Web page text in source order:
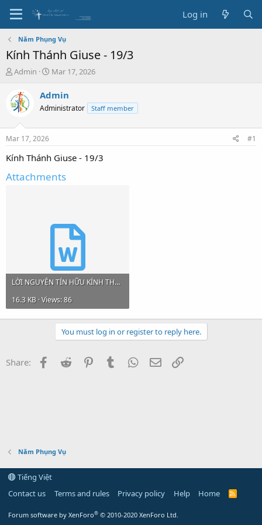
Log in
Năm Phụng Vụ
Kính Thánh Giuse - 19/3
T
e
a
t
a
t
Admin
S
a
t
e
Mar 17, 2026
Admin
Administrator Staff member
Mar 17, 2026 #1
Kính Thánh Giuse - 19/3
Attachments
LỜI NGUYỆN TÍN HỮU KÍNH THÁNH GIUSE.docx
16.3 KB · Views: 86
You must log in or register to reply here.
Share: Facebook
Reddit PinterestTumblr WhatsApp
Email
Năm Phụng Vụ
Tiếng Việt
Contact us
Terms and rules Privacy policy Help Home
R
Forum software by XenForo® © 2010-2020 XenForo Ltd.